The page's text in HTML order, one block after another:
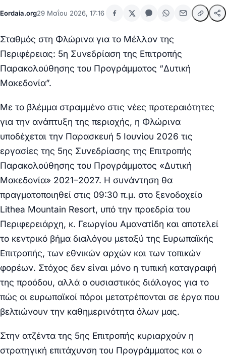
Eordaia.org29 Μαΐου 2026, 17:16
Σταθμός στη Φλώρινα για το Μέλλον της
Περιφέρειας: 5η Συνεδρίαση της Επιτροπής
Παρακολούθησης του Προγράμματος “Δυτική
Μακεδονία”.
Με το βλέμμα στραμμένο στις νέες προτεραιότητες
για την ανάπτυξη της περιοχής, η Φλώρινα
υποδέχεται την Παρασκευή 5 Ιουνίου 2026 τις
εργασίες της 5ης Συνεδρίασης της Επιτροπής
Παρακολούθησης του Προγράμματος «Δυτική
Μακεδονία» 2021–2027. Η συνάντηση θα
πραγματοποιηθεί στις 09:30 π.μ. στο ξενοδοχείο
Lithea Mountain Resort, υπό την προεδρία του
Περιφερειάρχη, κ. Γεωργίου Αμανατίδη και αποτελεί
το κεντρικό βήμα διαλόγου μεταξύ της Ευρωπαϊκής
Επιτροπής, των εθνικών αρχών και των τοπικών
φορέων. Στόχος δεν είναι μόνο η τυπική καταγραφή
της προόδου, αλλά ο ουσιαστικός διάλογος για το
πώς οι ευρωπαϊκοί πόροι μετατρέπονται σε έργα που
βελτιώνουν την καθημερινότητα όλων μας.
Στην ατζέντα της 5ης Επιτροπής κυριαρχούν η
στρατηγική επιτάχυνση του Προγράμματος και ο